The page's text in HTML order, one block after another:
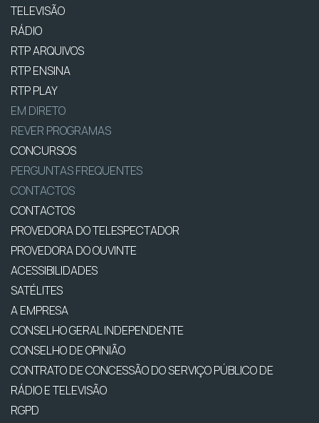
TELEVISÃO
RÁDIO
RTP ARQUIVOS
RTP ENSINA
RTP PLAY
EM DIRETO
REVER PROGRAMAS
CONCURSOS
PERGUNTAS FREQUENTES
CONTACTOS
CONTACTOS
PROVEDORA DO TELESPECTADOR
PROVEDORA DO OUVINTE
ACESSIBILIDADES
SATÉLITES
A EMPRESA
CONSELHO GERAL INDEPENDENTE
CONSELHO DE OPINIÃO
CONTRATO DE CONCESSÃO DO SERVIÇO PÚBLICO DE
RÁDIO E TELEVISÃO
RGPD